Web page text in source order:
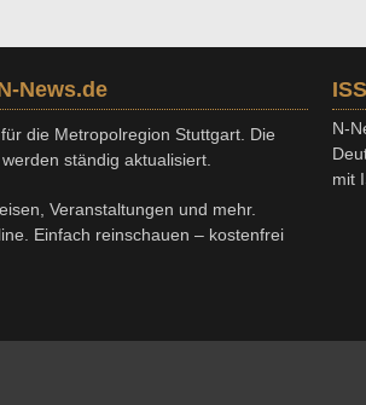
News.de
die Metropolregion Stuttgart. Die
ständig aktualisiert.
Veranstaltungen und mehr.
Einfach reinschauen – kostenfrei
N-
mit